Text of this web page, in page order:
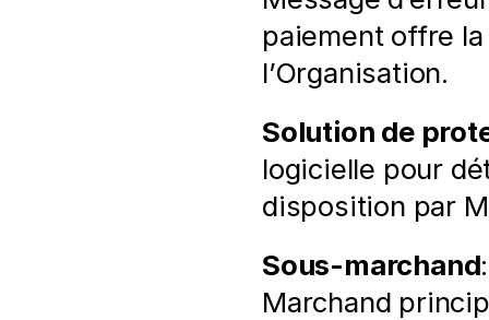
paiement offre
l’Organisation.
Solution de
logicielle pour
disposition par
Sous-marchand
Marchand